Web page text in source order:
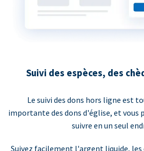
Suivi des espèces, des
Le suivi des dons hors ligne est
importante des dons d'église, et vous
suivre en un seul
Suivez facilement l'argent liquide, les